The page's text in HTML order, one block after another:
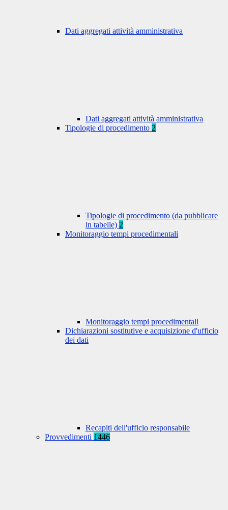
Dati aggregati attività amministrativa
Dati aggregati attività amministrativa
Tipologie di procedimento 2
Tipologie di procedimento (da pubblicare
in tabelle) 2
Monitoraggio tempi procedimentali
Monitoraggio tempi procedimentali
Dichiarazioni sostitutive e acquisizione d'ufficio
dei dati
Recapiti dell'ufficio responsabile
Provvedimenti 1446